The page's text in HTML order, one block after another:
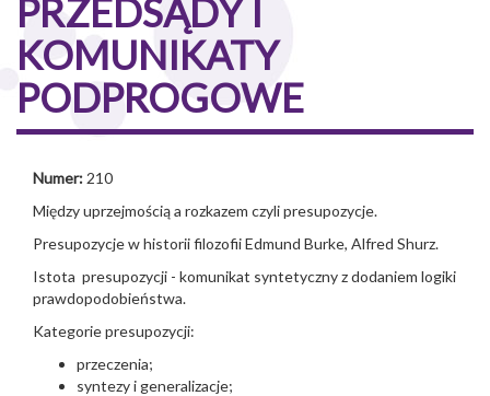
PRZEDSĄDY I
KOMUNIKATY
PODPROGOWE
Numer: 210
Między uprzejmością a rozkazem czyli presupozycje.
Presupozycje w historii filozofii Edmund Burke, Alfred Shurz.
Istota presupozycji - komunikat syntetyczny z dodaniem logiki
prawdopodobieństwa.
Kategorie presupozycji:
przeczenia;
syntezy i generalizacje;